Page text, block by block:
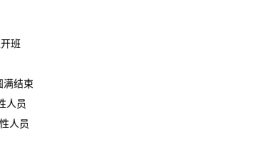
班
满结束
人员
人员